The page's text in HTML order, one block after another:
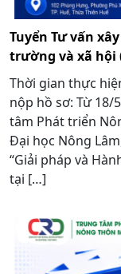
Tuyển Tư vấn
trường và xã hội
Thời gian thực
nộp hồ sơ: Từ 18/
tâm Phát triển
Đại học Nông
“Giải pháp và
tại […]